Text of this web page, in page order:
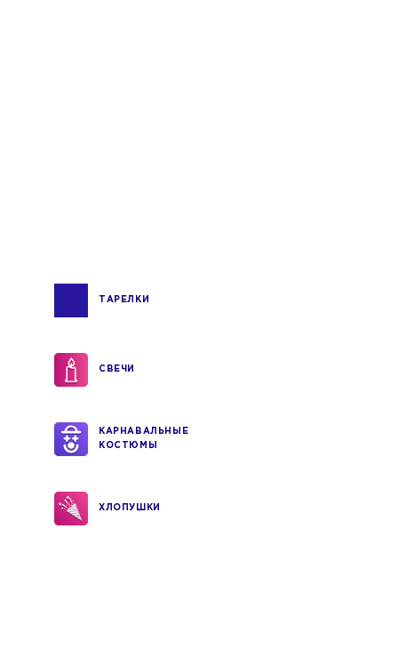
ТАРЕЛКИ
СВЕЧИ
КАРНАВАЛЬНЫЕ
КОСТЮМЫ
ХЛОПУШКИ